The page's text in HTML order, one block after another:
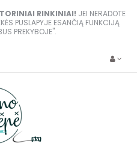
RINKINIAI! JEI NERADOTE
PUSLAPYJE ESANČIĄ FUNKCIJĄ
PREKYBOJE".